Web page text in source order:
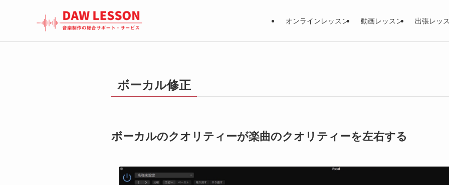
オンラインレッスン 動画レッスン 出張レッ
ボーカル修正
ボーカルのクオリティーが楽曲のクオリティーを左右する